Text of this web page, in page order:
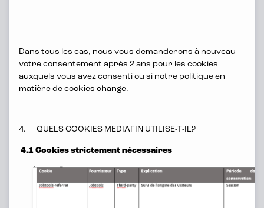
Dans tous les cas, nous vous demanderons à nouveau
votre consentement après 2 ans pour les cookies
auxquels vous avez consenti ou si notre politique en
matière de cookies change.
4. QUELS COOKIES MEDIAFIN UTILISE-T-IL?
4.1 Cookies strictement nécessaires